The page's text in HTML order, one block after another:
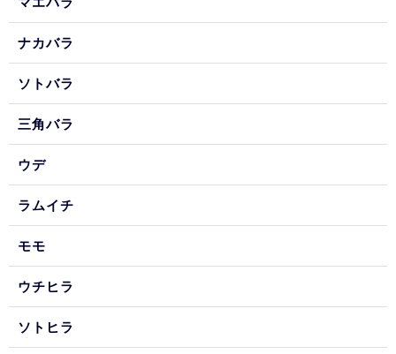
ナカバラ
ソトバラ
三角バラ
ウデ
ラムイチ
モモ
ウチヒラ
ソトヒラ